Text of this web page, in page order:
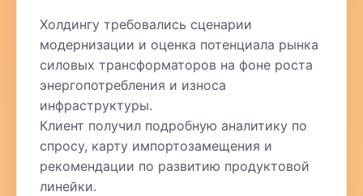
Холдингу требовались сценарии
модернизации и оценка потенциала рынка
силовых трансформаторов на фоне роста
энергопотребления и износа
инфраструктуры.
Клиент получил подробную аналитику по
спросу, карту импортозамещения и
рекомендации по развитию продуктовой
линейки.